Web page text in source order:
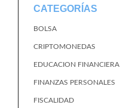
CATEGORÍAS
BOLSA
CRIPTOMONEDAS
EDUCACION FINANCIERA
FINANZAS PERSONALES
FISCALIDAD